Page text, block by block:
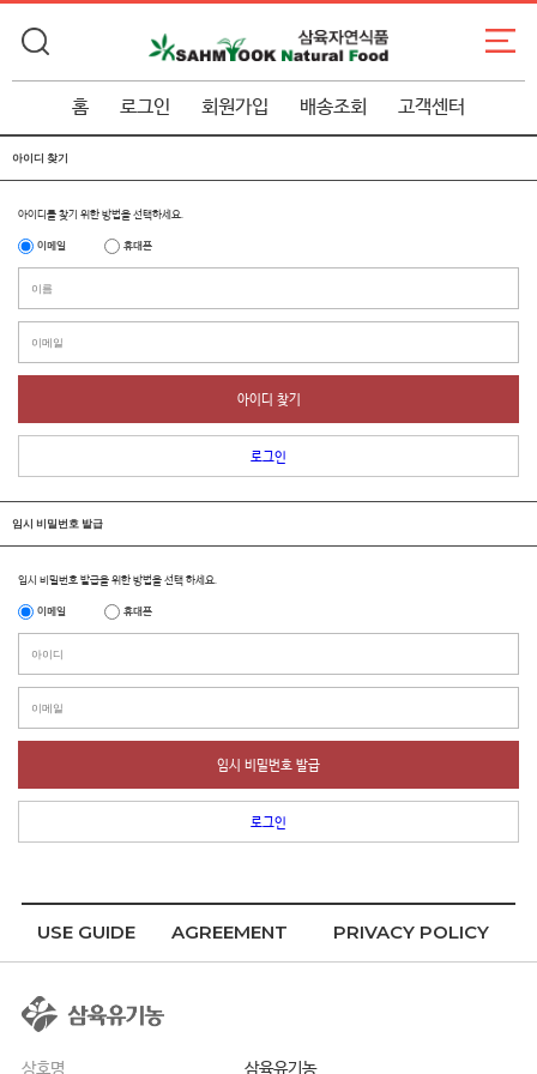
홈 로그인 회원가입 배송조회 고객센터
아이디 찾기
아이디를 찾기 위한 방법을 선택하세요.
이메일 휴대폰
아이디 찾기
로그인
임시 비밀번호 발급
임시 비밀번호 발급을 위한 방법을 선택 하세요.
이메일 휴대폰
임시 비밀번호 발급
로그인
USE GUIDE AGREEMENT PRIVACY POLICY
상호명 삼육유기농